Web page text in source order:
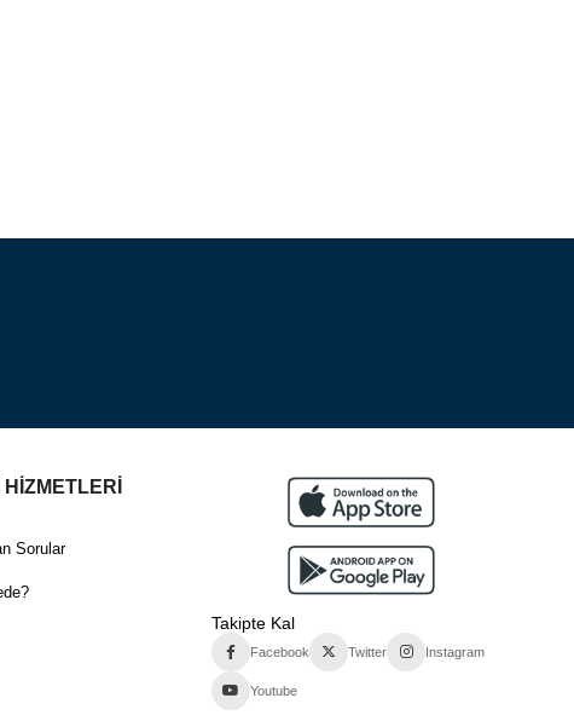
Sorular
Takipte Kal
Facebook Twitter Instagram
Youtube